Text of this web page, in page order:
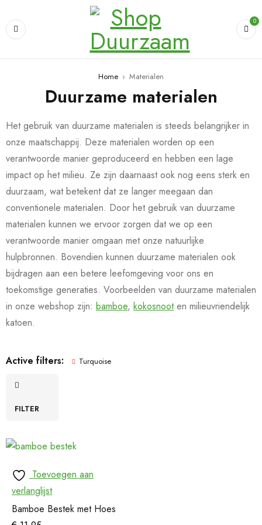
0
Home › Materialen
Duurzame materialen
Het gebruik van duurzame materialen is steeds belangrijker in
onze maatschappij. Deze materialen worden op een
verantwoorde manier geproduceerd en hebben een lage
impact op het milieu. Ze zijn daarnaast ook nog eens sterk en
duurzaam, wat betekent dat ze langer meegaan dan
conventionele materialen. Door het gebruik van duurzame
materialen kunnen we ervoor zorgen dat we op een
verantwoorde manier omgaan met onze natuurlijke
hulpbronnen. Bovendien kunnen duurzame materialen ook
bijdragen aan een betere leefomgeving voor ons en
toekomstige generaties. Voorbeelden van duurzame materialen
in onze webshop zijn: bamboe, kokosnooten milieuvriendelijk
katoen.
Active filters: Turquoise
FILTER
Toevoegen aan
verlanglijst
Bamboe Bestek met Hoes